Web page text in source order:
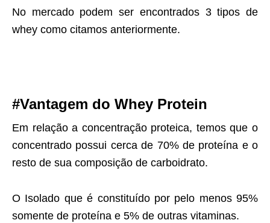
No mercado podem ser encontrados 3 tipos de
whey como citamos anteriormente.
#Vantagem do Whey Protein
Em relação a concentração proteica, temos que o
concentrado possui cerca de 70% de proteína e o
resto de sua composição de carboidrato.
O Isolado que é constituído por pelo menos 95%
somente de proteína e 5% de outras vitaminas.